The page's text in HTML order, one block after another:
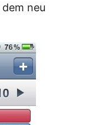
neu